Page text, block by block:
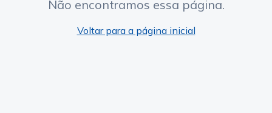
Não encontramos essa página.
Voltar para a página inicial